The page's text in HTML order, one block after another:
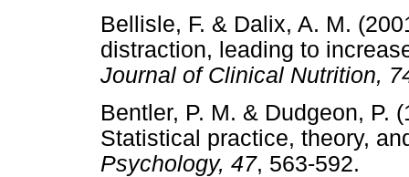
Bellisle, F. & Dalix, A. M.
distraction, leading to
Journal of Clinical Nutrition,
Bentler, P. M. & Dudgeon, P.
Statistical practice, theory,
Psychology, 47, 563-